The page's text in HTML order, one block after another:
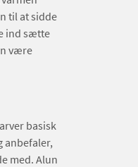
til at sidde
ind sætte
være
basisk
anbefaler,
med. Alun